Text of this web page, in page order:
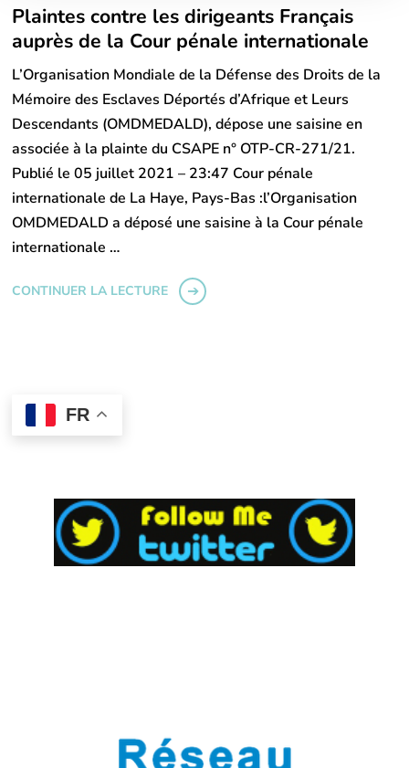
Plaintes contre les dirigeants Français
auprès de la Cour pénale internationale
L’Organisation Mondiale de la Défense des Droits de la
Mémoire des Esclaves Déportés d’Afrique et Leurs
Descendants (OMDMEDALD), dépose une saisine en
associée à la plainte du CSAPE n° OTP-CR-271/21.
Publié le 05 juillet 2021 – 23:47 Cour pénale
internationale de La Haye, Pays-Bas :l’Organisation
OMDMEDALD a déposé une saisine à la Cour pénale
internationale …
CONTINUER LA LECTURE
FR